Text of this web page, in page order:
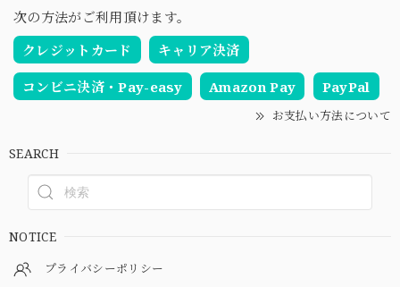
次の方法がご利用頂けます。
クレジットカード
キャリア決済
コンビニ決済・Pay-easy Amazon Pay PayPal
お支払い方法について
SEARCH
NOTICE
プライバシーポリシー